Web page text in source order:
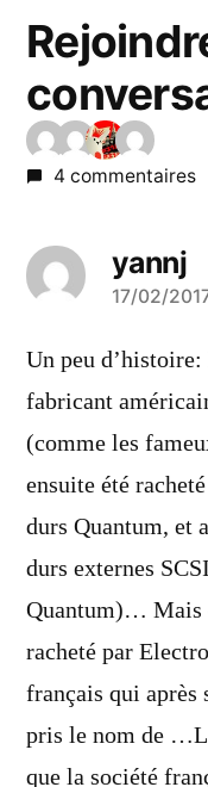
4 commentaires
yannj
a
dit :
17/02/
Un peu
fabricant
(comme les
ensuite été
durs Quantum, et
durs externes
Quantum)… Mais
racheté par
français qui après
pris le nom de
que la société